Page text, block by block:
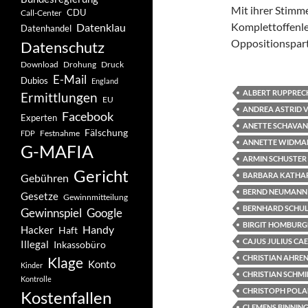
Mit ihrer
ALBERT
ANDREA ASTRID
ANETTE SCHAVAN
ANNETTE
ARMIN SCHUSTER
BARBARA
BERND NEUMANN
BERNHARD
BIRGIT
CAJUS JULIUS
CHRISTIAN
CHRISTIAN
CHRISTOPH
Call-Center CDU
Datenhandel Datenklau
Datenschutz
Download Drohung Druck
Dubios E-Mail England
Ermittlungen EU
Experten Facebook
FDP Festnahme Fälschung
G-MAFIA
Gebühren Gericht
Gesetze Gewinnmitteilung
Gewinnspiel Google
Hacker Haft Handy
Illegal Inkassobüro
Kinder Klage Konto
Kontrolle
Kostenfallen